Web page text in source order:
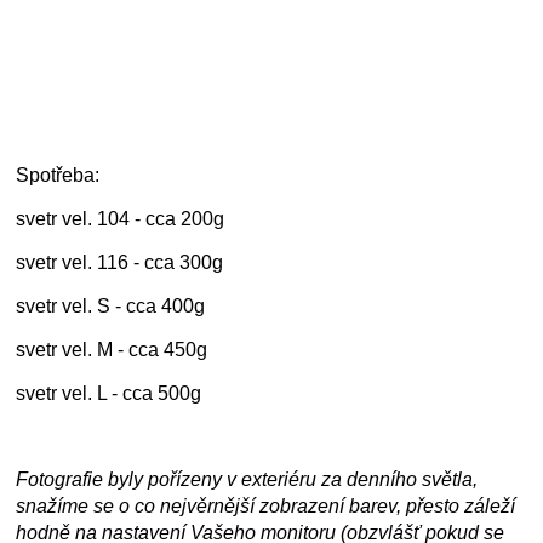
Spotřeba:
svetr vel. 104 - cca 200g
svetr vel. 116 - cca 300g
svetr vel. S - cca 400g
svetr vel. M - cca 450g
svetr vel. L - cca 500g
Fotografie byly pořízeny v exteriéru za denního světla,
snažíme se o co nejvěrnější zobrazení barev, přesto záleží
hodně na nastavení Vašeho monitoru (obzvlášť pokud se